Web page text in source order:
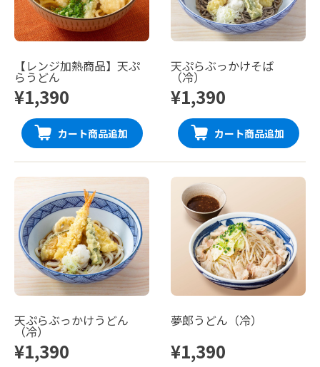
【レンジ加熱商品】天ぷ
らうどん
¥1,390
カート商品追加
天ぷらぶっかけそば
（冷）
¥1,390
カート商品追加
天ぷらぶっかけうどん
（冷）
¥1,390
夢郎うどん（冷）
¥1,390